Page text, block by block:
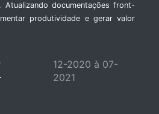
Atualizando documentações front-
produtividade e gerar valor
12-2020 à 07-
2021